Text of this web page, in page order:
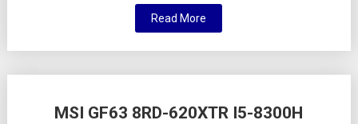
Read More
MSI GF63 8RD-620XTR I5-8300H